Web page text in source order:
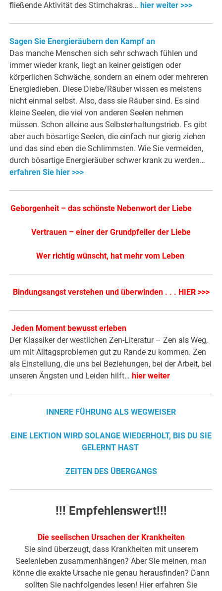
fließende Aktivität des Stirnchakras… hier weiter >>>
Sagen Sie Energieräubern den Kampf an
Das manche Menschen sich sehr schwach fühlen und
immer wieder krank, liegt an keiner geistigen oder
körperlichen Schwäche, sondern an einem oder mehreren
Energiedieben. Diese Diebe/Räuber wissen es meistens
nicht einmal selbst. Also, dass sie Räuber sind. Es sind
kleine Seelen, die viel von anderen Seelen nehmen
müssen. Schon alleine aus Selbsterhaltungstrieb. Es gibt
aber auch bösartige Seelen, die einfach nur gierig ziehen
und das sind eben die Schlimmsten. Wie Sie vermeiden,
durch bösartige Energieräuber schwer krank zu werden…
erfahren Sie hier >>>
Geborgenheit – das schönste Nebenwort der Liebe
Vertrauen – einer der Grundpfeiler der Liebe
Wer richtig wünscht, hat mehr vom Leben
Bindungsangst verstehen und überwinden . . . HIER >>>
Jeden Moment bewusst erleben
Der Klassiker der westlichen Zen-Literatur – Zen als Weg,
um mit Alltagsproblemen gut zu Rande zu kommen. Zen
als Einstellung, die uns bei Beziehungen, bei der Arbeit, bei
unseren Ängsten und Leiden hilft… hier weiter
INNERE FÜHRUNG ALS WEGWEISER
EINE LEKTION WIRD SOLANGE WIEDERHOLT, BIS DU SIE
GELERNT HAST
ZEITEN DES ÜBERGANGS
!!! Empfehlenswert!!!
Die seelischen Ursachen der Krankheiten
Sie sind überzeugt, dass Krankheiten mit unserem
Seelenleben zusammenhängen? Aber Sie meinen, man
könne die exakte Ursache nie genau herausfinden? Dann
sollten Sie nachfolgendes lesen! Hier erfahren Sie